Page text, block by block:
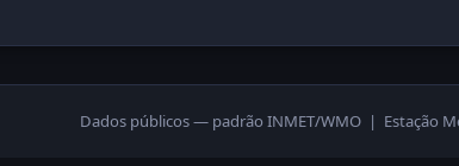
Dados públicos — padrão INMET/WMO | Estação